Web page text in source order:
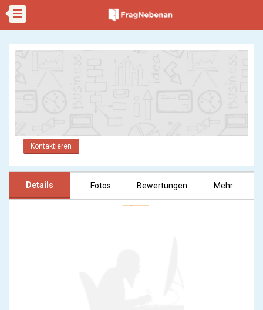
Kontaktieren
Details Fotos Bewertungen Mehr